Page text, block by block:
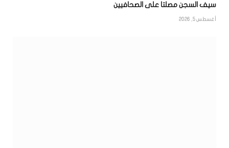
سيف السجن مصلتا على الصحافيين
أغسطس 5, 2026